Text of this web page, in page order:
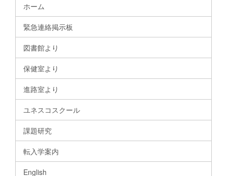
ホーム
緊急連絡掲示板
図書館より
保健室より
進路室より
ユネスコスクール
課題研究
転入学案内
English